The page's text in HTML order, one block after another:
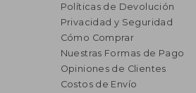
Políticas de Devolución
Privacidad y Seguridad
Cómo Comprar
Nuestras Formas de Pago
Opiniones de Clientes
Costos de Envío